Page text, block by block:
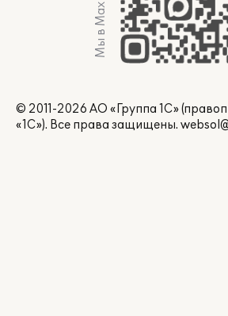
Мы в Max
© 2011-2026 АО «Группа 1С»
«1С»). Все права защищены.